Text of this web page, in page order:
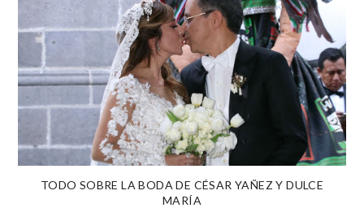
TODO SOBRE LA BODA DE CÉSAR YAÑEZ Y DULCE
MARÍA